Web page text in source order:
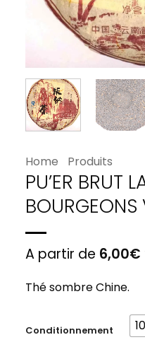
Home Produits
PU’ER BRUT
BOURGEONS
A partir de 6,00€
Thé sombre Chine.
Conditionnement